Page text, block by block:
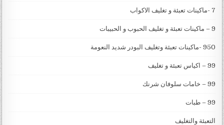
7 -ماكينات تعبئة و تغليف الاكواب
9 – ماكينات تعبئة و تغليف الحبوب و الحبيبات
950 -ماكينات تعبئة وتغليف البودر شديد النعومة
99 – اكياس تعبئة و تغليف
99 – خامات سلوفان شرنك
99 – طبات
التعبئة والتغليف